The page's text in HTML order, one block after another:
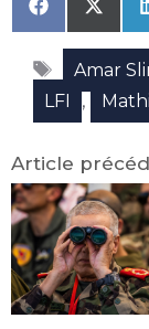
Share
on
Facebook
Share
on
X
Amar
LFI ,
Article